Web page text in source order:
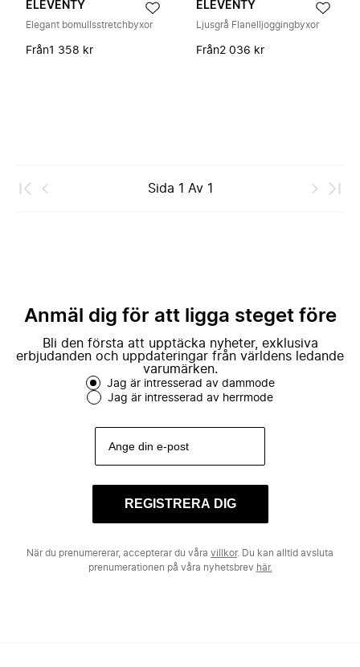
ELEVENTY
Elegant bomullsstretchbyxor
Från1 358 kr
ELEVENTY
Ljusgrå Flanelljoggingbyxor
Från2 036 kr
Sida 1 Av 1
Anmäl dig för att ligga steget före
Bli den första att upptäcka nyheter, exklusiva
erbjudanden och uppdateringar från världens ledande
varumärken.
Jag är intresserad av dammode
Jag är intresserad av herrmode
REGISTRERA DIG
När du prenumererar, accepterar du våra villkor. Du kan alltid avsluta
prenumerationen på våra nyhetsbrev här.